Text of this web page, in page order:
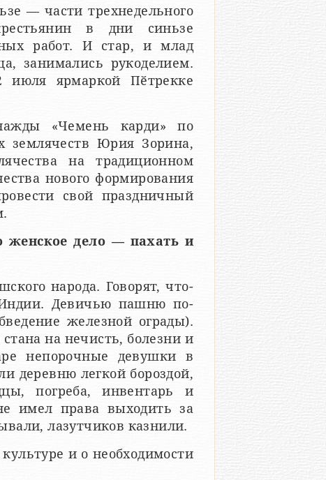
— части трехнедельного
в дни синьзе
работ. И стар, и млад
занимались рукоделием.
июля ярмаркой Пӗтрекке
«Чемень карди» по
землячеств Юрия Зорина,
на традиционном
нового формирования
свой праздничный
женское дело — пахать и
народа. Говорят, что-
Девичью пашню по-
железной ограды).
на нечисть, болезни и
непорочные девушки в
деревню легкой бороздой,
погреба, инвентарь и
имел права выходить за
лазутчиков казнили.
и о необходимости